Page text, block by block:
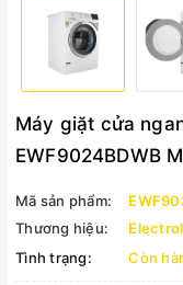
Máy giặt cửa
EWF9024BDWB
Mã sản phẩm:
Thương hiệu:
Tình trạng:
Còn